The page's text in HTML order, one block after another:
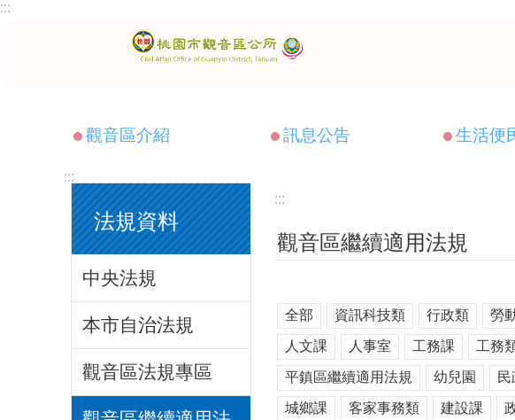
跳到主要內容區塊
:::
觀音區介紹 訊息公告 生活便
:::
法規資料
中央法規
本市自治法規
觀音區法規專區
:::
觀音區繼續適用法規
全部 資訊科技類 行政類 勞
人文課 人事室 工務課 工務
平鎮區繼續適用法規 幼兒園 民
城鄉課 客家事務類 建設課